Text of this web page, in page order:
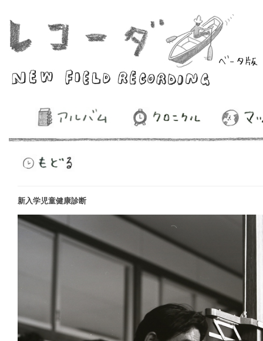
新入学児童健康診断